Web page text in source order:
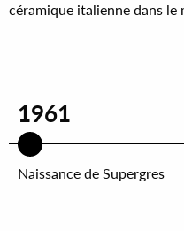
céramique italienne dans le
1961
Naissance de Supergres